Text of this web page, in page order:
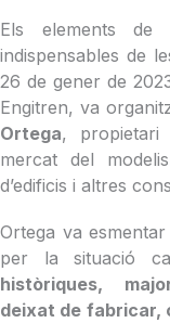
Els elements de
indispensables de
26 de gener de
Engitren, va
Ortega,
mercat del
d’edificis i altres
Ortega va
per la situació
històriques,
deixat de fabricar,